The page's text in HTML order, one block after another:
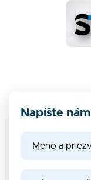
Napíšte nám